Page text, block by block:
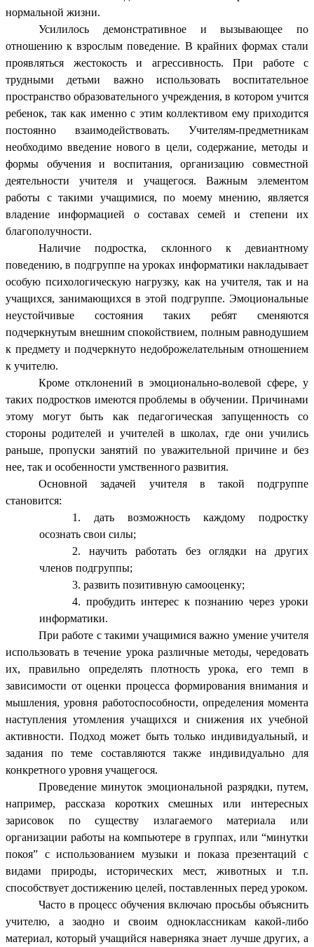
нормальной жизни.
Усилилось демонстративное и вызывающее по
отношению к взрослым поведение. В крайних формах стали
проявляться жестокость и агрессивность.
При работе с
трудными детьми важно использовать воспитательное
пространство образовательного учреждения, в котором учится
ребенок, так как именно с этим коллективом ему приходится
постоянно взаимодействовать. Учителям-предметникам
необходимо введение нового в цели, содержание, методы и
формы обучения и воспитания, организацию совместной
деятельности учителя и учащегося. Важным элементом
работы с такими учащимися, по моему мнению, является
владение информацией о составах семей и степени их
благополучности.
Наличие подростка, склонного к девиантному
поведению, в подгруппе на уроках информатики накладывает
особую психологическую нагрузку, как на учителя, так и на
учащихся, занимающихся в этой подгруппе. Эмоциональные
неустойчивые состояния таких ребят сменяются
подчеркнутым внешним спокойствием, полным равнодушием
к предмету и подчеркнуто недоброжелательным отношением
к учителю.
Кроме отклонений в эмоционально-волевой сфере, у
таких подростков имеются проблемы в обучении. Причинами
этому могут быть как педагогическая запущенность со
стороны родителей и учителей в школах, где они учились
раньше, пропуски занятий по уважительной причине и без
нее, так и особенности умственного развития.
Основной задачей учителя в такой подгруппе
становится:
дать возможность каждому подростку
осознать свои силы;
научить работать без оглядки на других
членов подгруппы;
развить позитивную самооценку;
пробудить интерес к познанию через уроки
информатики.
При работе с такими учащимися важно умение учителя
использовать в течение урока различные методы, чередовать
их, правильно определять плотность урока, его темп в
зависимости от оценки процесса формирования внимания и
мышления, уровня работоспособности, определения момента
наступления утомления учащихся и снижения их учебной
активности. Подход может быть только индивидуальный, и
задания по теме составляются также индивидуально для
конкретного уровня учащегося.
Проведение минуток эмоциональной разрядки, путем,
например, рассказа коротких смешных или интересных
зарисовок по существу излагаемого материала или
организации работы на компьютере в группах, или “минутки
покоя” с использованием музыки и показа презентаций с
видами природы, исторических мест, животных и т.п.
способствует достижению целей, поставленных перед уроком.
Часто в процесс обучения включаю просьбы объяснить
учителю, а заодно и своим одноклассникам какой-либо
материал, который учащийся наверняка знает лучше других, а